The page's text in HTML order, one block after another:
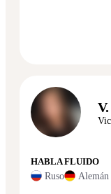
V.
HABLA FLUIDO
Ruso Alemán